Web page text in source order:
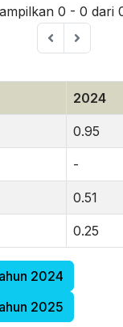
0 - 0 dari
2024
0.95
-
0.51
0.25
2024
2025